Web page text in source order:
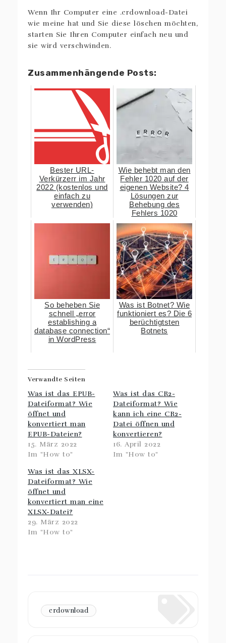
Wenn Ihr Computer eine .crdownload-Datei
wie meine hat und Sie diese löschen möchten,
starten Sie Ihren Computer einfach neu und
sie wird verschwinden.
Zusammenhängende Posts:
Bester URL-
Verkürzerr im Jahr
2022 (kostenlos und
einfach zu
verwenden)
Wie behebt man den
Fehler 1020 auf der
eigenen Website? 4
Lösungen zur
Behebung des
Fehlers 1020
So beheben Sie
schnell „error
establishing a
database connection“
in WordPress
Was ist Botnet? Wie
funktioniert es? Die 6
berüchtigtsten
Botnets
Verwandte Seiten
Was ist das EPUB-
Dateiformat? Wie
öffnet und
konvertiert man
EPUB-Dateien?
15. März 2022
Im "How to"
Was ist das CR2-
Dateiformat? Wie
kann ich eine CR2-
Datei öffnen und
konvertieren?
16. April 2022
Im "How to"
Was ist das XLSX-
Dateiformat? Wie
öffnet und
konvertiert man eine
XLSX-Datei?
29. März 2022
Im "How to"
crdownload